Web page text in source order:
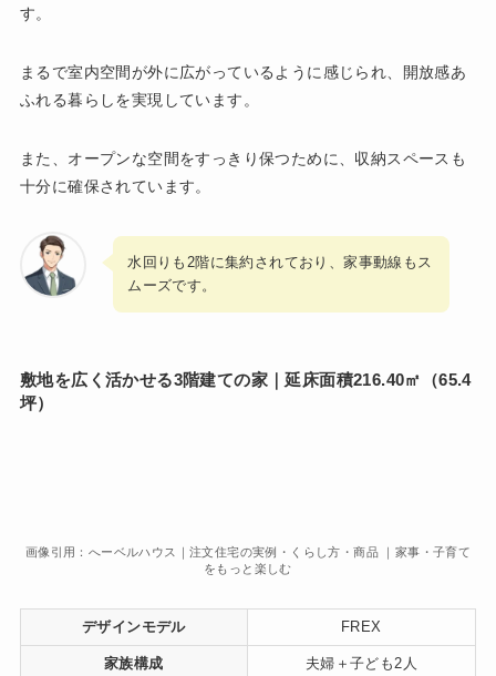
す。
まるで室内空間が外に広がっているように感じられ、開放感あ
ふれる暮らしを実現しています。
また、オープンな空間をすっきり保つために、収納スペースも
十分に確保されています。
水回りも2階に集約されており、家事動線もス
ムーズです。
敷地を広く活かせる3階建ての家｜延床面積216.40㎡（65.4
坪）
画像引用：へーベルハウス｜注文住宅の実例・くらし方・商品 ｜家事・子育て
をもっと楽しむ
デザインモデル FREX
家族構成 夫婦＋子ども2人